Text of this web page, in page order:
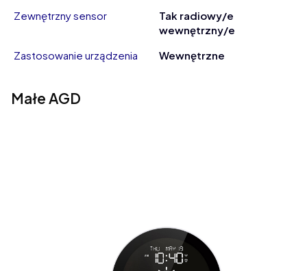
Zewnętrzny sensor
Tak radiowy/e
wewnętrzny/e
Zastosowanie urządzenia
Wewnętrzne
Małe AGD